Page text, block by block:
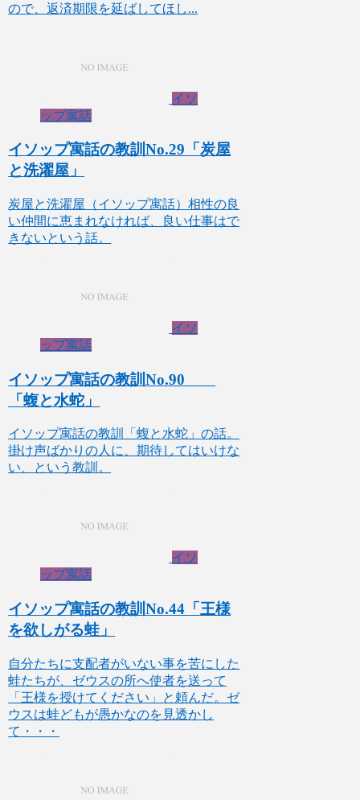
ので、返済期限を延ばしてほし...
イソ
ップ寓話
イソップ寓話の教訓No.29「炭屋
と洗濯屋」
炭屋と洗濯屋（イソップ寓話）相性の良
い仲間に恵まれなければ、良い仕事はで
きないという話。
イソ
ップ寓話
イソップ寓話の教訓No.90
「蝮と水蛇」
イソップ寓話の教訓「蝮と水蛇」の話。
掛け声ばかりの人に、期待してはいけな
い、という教訓。
イソ
ップ寓話
イソップ寓話の教訓No.44「王様
を欲しがる蛙」
自分たちに支配者がいない事を苦にした
蛙たちが、ゼウスの所へ使者を送って
「王様を授けてください」と頼んだ。ゼ
ウスは蛙どもが愚かなのを見透かし
て・・・